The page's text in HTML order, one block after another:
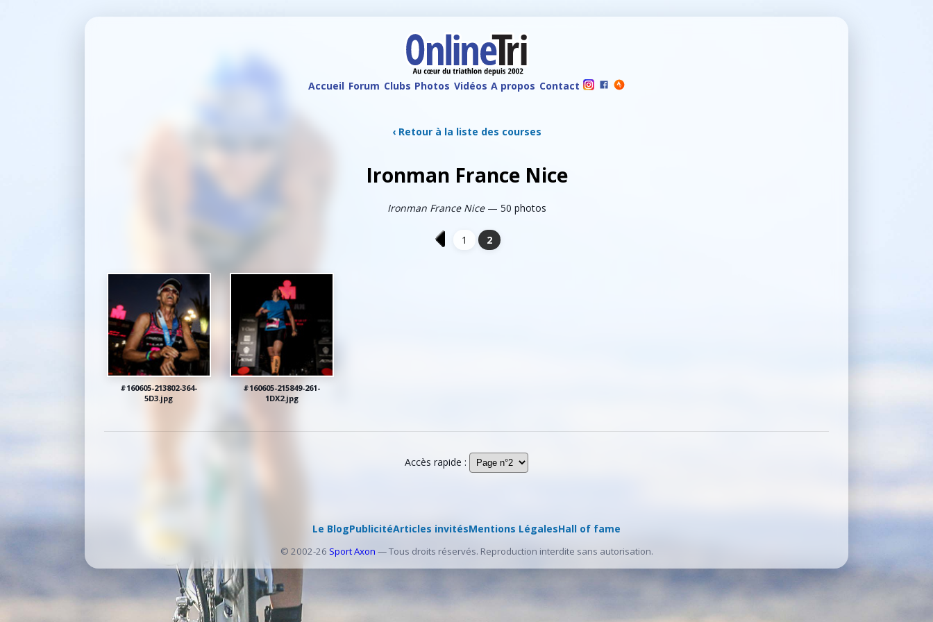
Accueil Forum Clubs Photos Vidéos A propos Contact
‹ Retour à la liste des courses
Ironman France Nice
Ironman France Nice— 50 photos
1 2
#160605-213802-364-
5D3.jpg
#160605-215849-261-
1DX2.jpg
Accès rapide :
Le BlogPublicitéArticles invitésMentions LégalesHall of fame
© 2002-26 Sport Axon — Tous droits réservés. Reproduction interdite sans autorisation.